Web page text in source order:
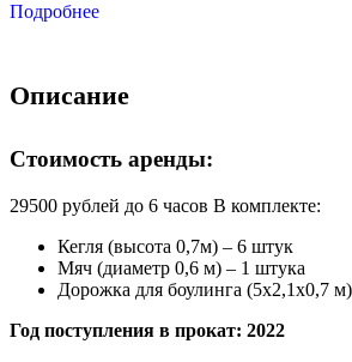
Подробнее
Описание
Стоимость аренды:
29500 рублей до 6 часов В комплекте:
Кегля (высота 0,7м) – 6 штук
Мяч (диаметр 0,6 м) – 1 штука
Дорожка для боулинга (5х2,1х0,7
Год поступления в прокат: 2022